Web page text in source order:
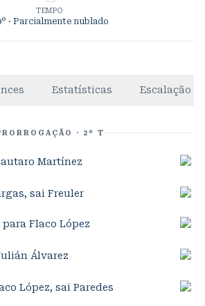
TEMPO
· Parcialmente nublado
Estatísticas Escalação
· 2º T
Martínez
sai Freuler
para Flaco López
Álvarez
López, sai Paredes